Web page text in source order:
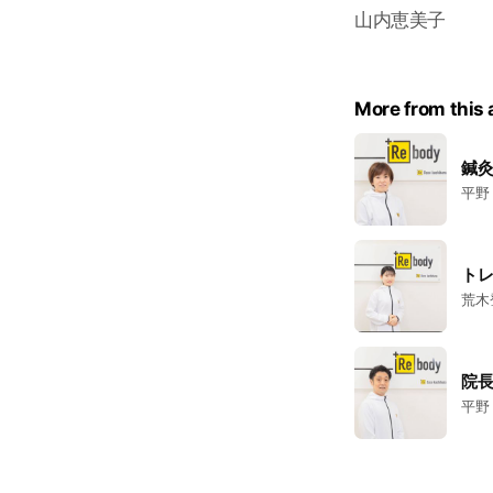
山内恵美子
More from this
鍼
平野
ト
荒木
院長
平野